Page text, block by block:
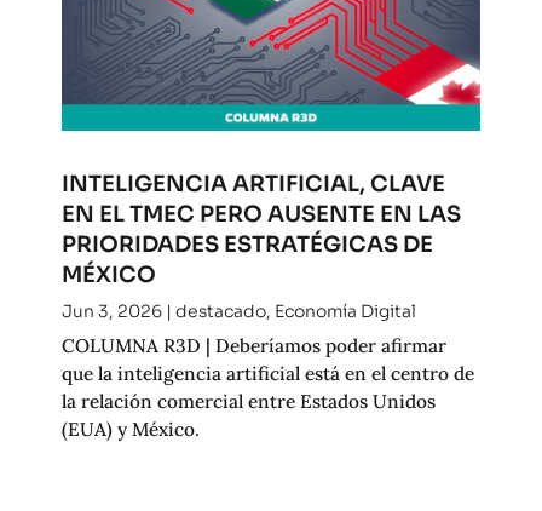
INTELIGENCIA ARTIFICIAL, CLAVE
EN EL TMEC PERO AUSENTE EN LAS
PRIORIDADES ESTRATÉGICAS DE
MÉXICO
Jun 3, 2026| destacado, Economía Digital
COLUMNA R3D | Deberíamos poder afirmar
que la inteligencia artificial está en el centro de
la relación comercial entre Estados Unidos
(EUA) y México.